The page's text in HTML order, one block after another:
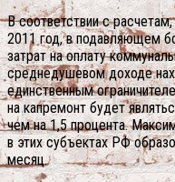
В соответствии с
2011 год, в подавляющем
затрат на оплату
среднедушевом доходе
единственным
на капремонт будет
чем на 1,5 процента.
в этих субъектах РФ
месяц.